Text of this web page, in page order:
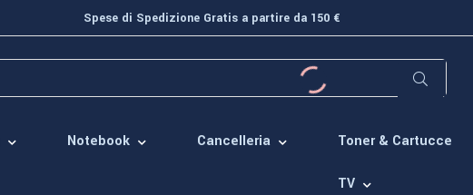
Spese di Spedizione Gratis a partire da 150 €
Notebook Cancelleria Toner & Cartucce
TV